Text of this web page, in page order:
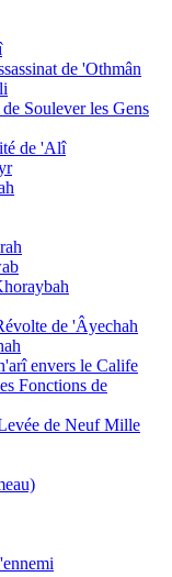
de 'Othmân
Soulever les Gens
de 'Alî
de 'Âyechah
envers le Calife
Fonctions de
de Neuf Mille